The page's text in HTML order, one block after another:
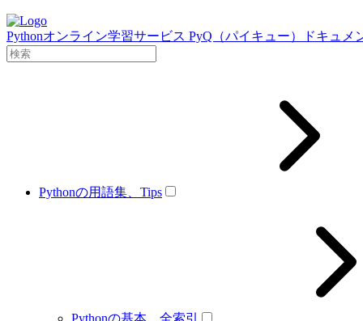
Pythonオンライン学習サービス PyQ（パイキュー）ドキュメ
Pythonの用語集、Tips
Pythonの基本、全索引